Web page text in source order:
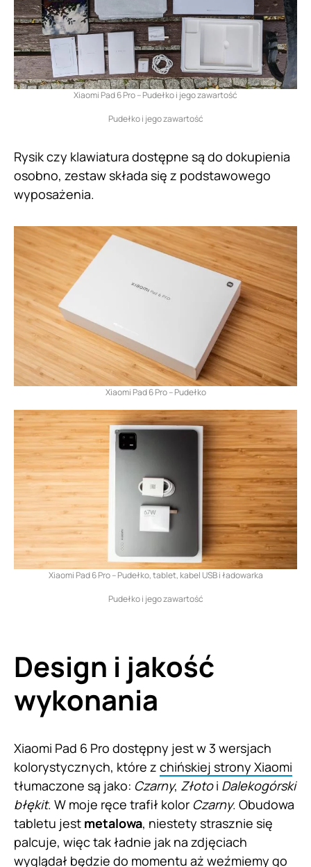
Xiaomi Pad 6 Pro – Pudełko i jego zawartość
Pudełko i jego zawartość
Rysik czy klawiatura dostępne są do dokupienia
osobno, zestaw składa się z podstawowego
wyposażenia.
Xiaomi Pad 6 Pro – Pudełko
Xiaomi Pad 6 Pro – Pudełko, tablet, kabel USB i ładowarka
Pudełko i jego zawartość
Design i jakość
wykonania
Xiaomi Pad 6 Pro dostępny jest w 3 wersjach
kolorystycznych, które z chińskiej strony Xiaomi
tłumaczone są jako: Czarny, Złotoi Dalekogórski
błękit. W moje ręce trafił kolor Czarny. Obudowa
tabletu jest metalowa, niestety strasznie się
palcuje, więc tak ładnie jak na zdjęciach
wyglądał będzie do momentu aż weźmiemy go